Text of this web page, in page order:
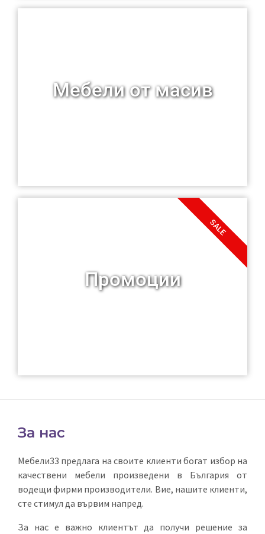
Мебели от масив
Промоции
SALE
За нас
Мебели33 предлага на своите клиенти богат избор на
качествени мебели произведени в България от
водещи фирми производители. Вие, нашите клиенти,
сте стимул да вървим напред.
За нас е важно клиентът да получи решение за